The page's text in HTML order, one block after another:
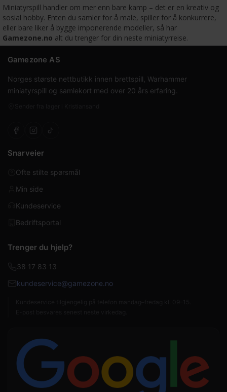
Miniatyrspill handler om mer enn bare kamp – det er en kreativ og
sosial hobby. Enten du samler for å male, spiller for å konkurrere,
eller bare liker å bygge imponerende modeller, så har
Gamezone.no alt du trenger for din neste miniatyrreise.
Gamezone AS
Norges største nettbutikk innen brettspill, Warhammer
miniatyrspill og samlekort med over 20 års erfaring.
Snarveier
Ofte stilte spørsmål
Min side
Kundeservice
Bedriftsportal
Trenger du hjelp?
38 17 83 13
kundeservice@gamezone.no